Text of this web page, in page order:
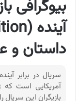
بیوگرافی
داستان
آمریکایی است که
بازیگران این